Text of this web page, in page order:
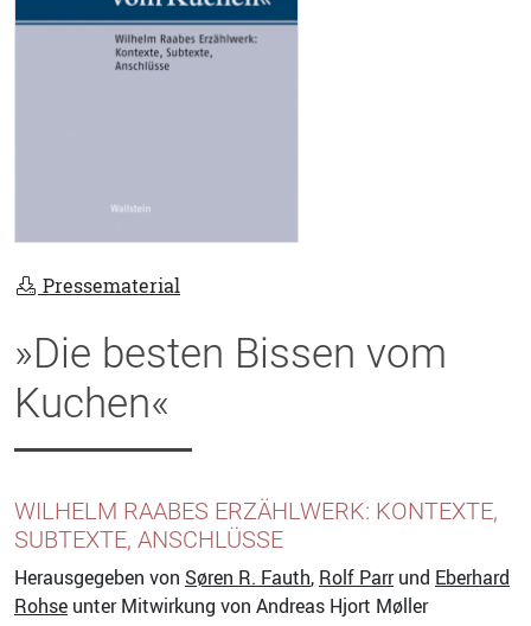
Pressematerial
»Die besten Bissen vom
Kuchen«
WILHELM RAABES ERZÄHLWERK: KONTEXTE,
SUBTEXTE, ANSCHLÜSSE
Herausgegeben von Søren R. Fauth, Rolf Parrund Eberhard
Rohse unter Mitwirkung von Andreas Hjort Møller